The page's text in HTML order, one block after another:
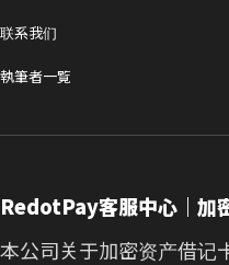
联系我们
執筆者一覧
RedotPay客服中心｜加
本公司关于加密资产借记